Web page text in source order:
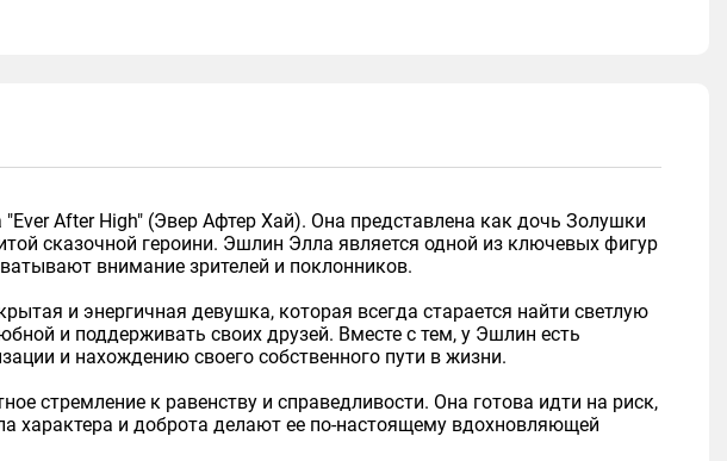
After High" (Эвер Афтер Хай). Она представлена как дочь Золушки
сказочной героини. Эшлин Элла является одной из ключевых фигур
внимание зрителей и поклонников.
и энергичная девушка, которая всегда старается найти светлую
и поддерживать своих друзей. Вместе с тем, у Эшлин есть
и нахождению своего собственного пути в жизни.
стремление к равенству и справедливости. Она готова идти на риск,
характера и доброта делают ее по-настоящему вдохновляющей